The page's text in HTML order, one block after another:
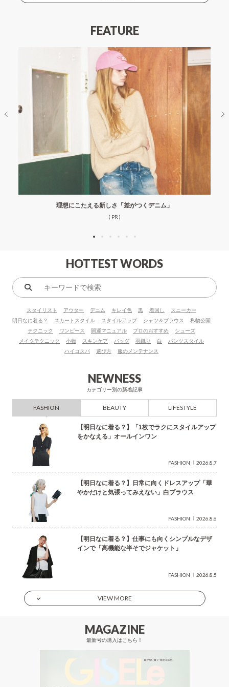
FEATURE
理想にこたえる新しさ「差がつくデニム」
( PR )
HOTTEST WORDS
キ
ワ
ー
ド
で
スタイリスト アウター デニム キレイ色 黒 着回し
スニーカー
明日なに着る？
スカートスタイル スタイルアップ シャツ＆ブラウス
私物公開
テクニック
ワンピース 開運マニュアル プロのおすすめ
シューズ
メイクテクニック
小物 スキンケア バッグ 羽織り 白
パンツスタイル
ハイコスパ
選び方 服のメンテナンス
NEWNESS
カテゴリー別の新着記事
FASHION BEAUTY LIFESTYLE
【明日なに着る？】「1枚でラクにスタイルアップ
をかなえる」オールインワン
FASHION 2026.8.7
【明日なに着る？】日常に向くドレスアップ「華
やかだけと気張ってみえない」白ブラウス
FASHION 2026.8.6
【明日なに着る？】仕事にも向くシンプルなデザ
インで「高機能な半そでジャケット」
FASHION 2026.8.5
VIEW MORE
MAGAZINE
最新号の購入はこちら！